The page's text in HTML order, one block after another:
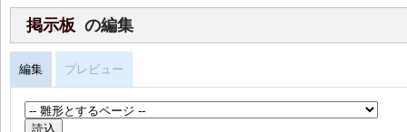
掲示板 の編集
編集 プレビュー